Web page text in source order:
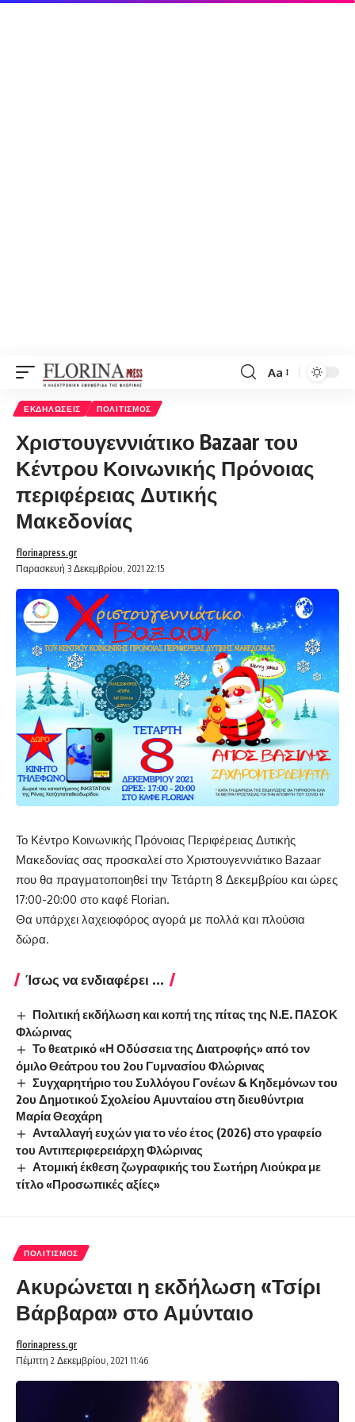
Font
Aa
ΕΚΔΗΛΏΣΕΙΣ ΠΟΛΙΤΙΣΜΌΣ
Χριστουγεννιάτικο Bazaar του
Κέντρου Κοινωνικής Πρόνοιας
περιφέρειας Δυτικής
Μακεδονίας
Παρασκευή 3 Δεκεμβρίου, 2021 22:15
florinapress.gr
Το Κέντρο Κοινωνικής Πρόνοιας Περιφέρειας Δυτικής
Μακεδονίας σας προσκαλεί στο Χριστουγεννιάτικο Bazaar
που θα πραγματοποιηθεί την Τετάρτη 8 Δεκεμβρίου και ώρες
17:00-20:00 στο καφέ Florian.
Θα υπάρχει λαχειοφόρος αγορά με πολλά και πλούσια
δώρα.
Ίσως να ενδιαφέρει ...
Πολιτική εκδήλωση και κοπή της πίτας της Ν.Ε. ΠΑΣΟΚ
Φλώρινας
Το θεατρικό «Η Οδύσσεια της Διατροφής» από τον
όμιλο Θεάτρου του 2ου Γυμνασίου Φλώρινας
Συγχαρητήριο του Συλλόγου Γονέων & Κηδεμόνων του
2ου Δημοτικού Σχολείου Αμυνταίου στη διευθύντρια
Μαρία Θεοχάρη
Ανταλλαγή ευχών για το νέο έτος (2026) στο γραφείο
του Αντιπεριφερειάρχη Φλώρινας
Ατομική έκθεση ζωγραφικής του Σωτήρη Λιούκρα με
τίτλο «Προσωπικές αξίες»
ΠΟΛΙΤΙΣΜΌΣ
Ακυρώνεται η εκδήλωση «Τσίρι
Βάρβαρα» στο Αμύνταιο
Πέμπτη 2 Δεκεμβρίου, 2021 11:46
florinapress.gr